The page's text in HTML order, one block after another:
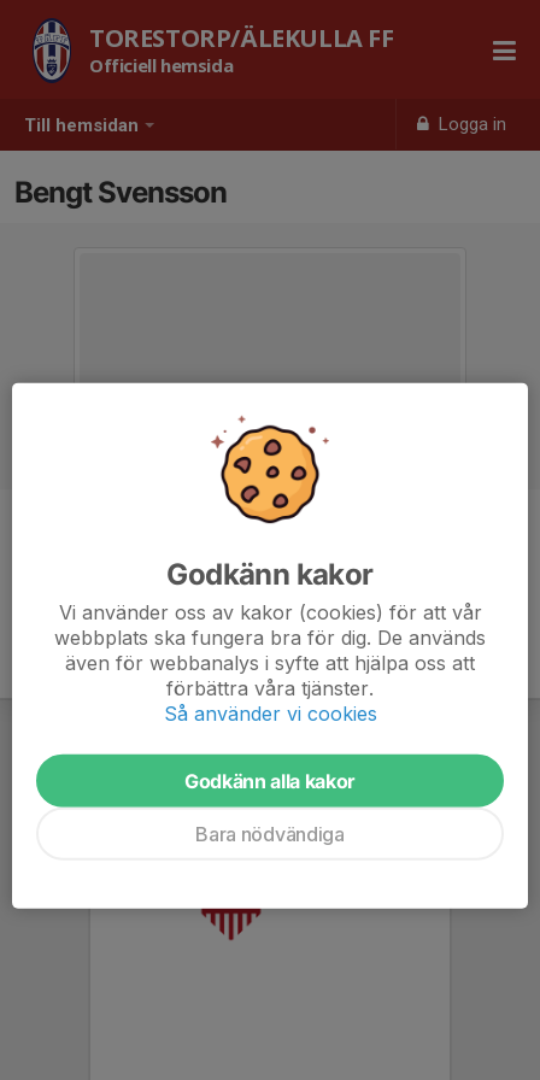
Till hemsidan Logga in
TORESTORP/ÄLEKULLA FF
Officiell hemsida
Bengt Svensson
Godkänn kakor
Vi använder oss av kakor (cookies) för att vår
webbplats ska fungera bra för dig. De används
även för webbanalys i syfte att hjälpa oss att
förbättra våra tjänster.
Så använder vi cookies
Godkänn alla kakor
Bara nödvändiga